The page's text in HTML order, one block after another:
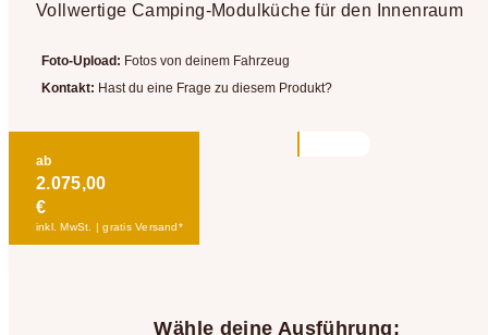
Vollwertige Camping-Modulküche für den Innenraum
Foto-Upload: Fotos von deinem Fahrzeug
Kontakt: Hast du eine Frage zu diesem Produkt?
ab
2.075,00
€
inkl. MwSt. | gratis Versand*
Wähle deine Ausführung: